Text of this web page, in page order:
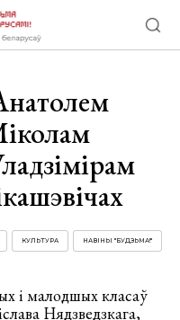
НАВІНЫ "БУДЗЬМА!"
КУЛЬТУРА
і малодшых класаў
Нядзведзкага,